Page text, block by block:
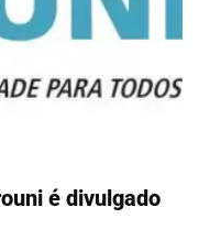
é divulgado